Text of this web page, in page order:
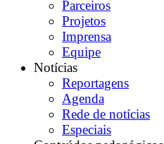
Parceiros
Projetos
Imprensa
Equipe
Notícias
Reportagens
Agenda
Rede de notícias
Especiais